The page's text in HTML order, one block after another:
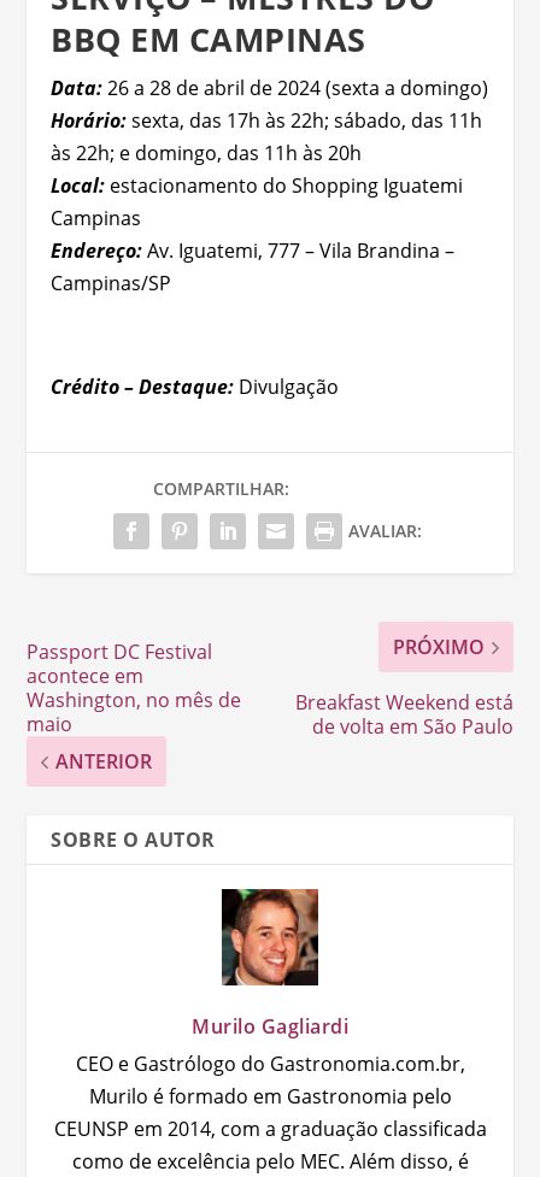
BBQ EM CAMPINAS
Data: 26 a 28 de abril de 2024 (sexta a domingo)
Horário: sexta, das 17h às 22h; sábado, das 11h
às 22h; e domingo, das 11h às 20h
Local: estacionamento do Shopping Iguatemi
Campinas
Endereço: Av. Iguatemi, 777 – Vila Brandina –
Campinas/SP
Crédito – Destaque: Divulgação
COMPARTILHAR:
AVALIAR:
Passport DC Festival
acontece em
Washington, no mês de
maio
ANTERIOR
PRÓXIMO
Breakfast Weekend está
de volta em São Paulo
SOBRE O AUTOR
Murilo Gagliardi
CEO e Gastrólogo do Gastronomia.com.br,
Murilo é formado em Gastronomia pelo
CEUNSP em 2014, com a graduação classificada
como de excelência pelo MEC. Além disso, é